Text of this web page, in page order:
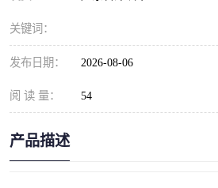
关键词：
发布日期： 2026-08-06
阅 读 量： 54
产品描述